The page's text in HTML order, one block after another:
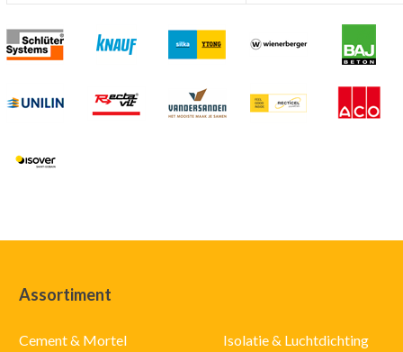
Assortiment
Cement & Mortel
Isolatie & Luchtdichting